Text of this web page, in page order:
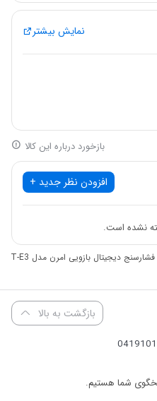
است — یعنی
به‌صورت دیجیتال و
قلب.
نمایش بیشتر
بازخورد درباره این کالا
افزودن نظر جدید +
نشده است.
فشارسنج دیجیتال بازویی امرن مدل HEM-7530T-E3 با قابلیت ECG
بازگشت به بالا